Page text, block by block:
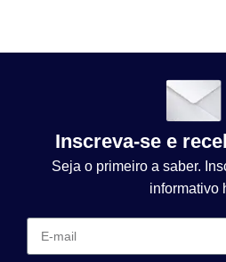
Inscreva-se e
Seja o primeiro a saber.
informativo